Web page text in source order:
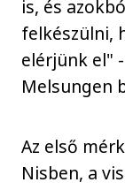
is, és
felkészülni,
elérjünk el"
Melsungen
Az első
Nisben, a